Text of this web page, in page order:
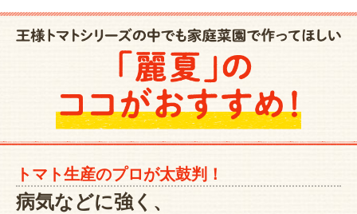
トマト生産のプロが太鼓判！
病気などに強く、